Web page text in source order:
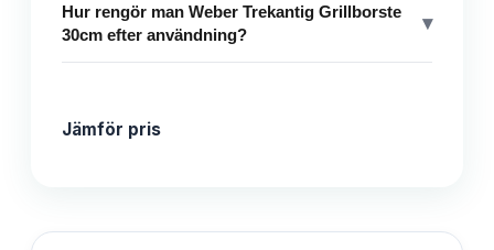
Hur rengör man Weber Trekantig Grillborste
30cm efter användning?
▾
Jämför pris